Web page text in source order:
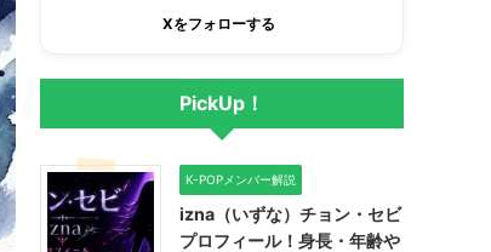
Xをフォローする
PickUp！
K-POPメンバー解説
izna（いずな）チョン・セビ
プロフィール！身長・年齢や